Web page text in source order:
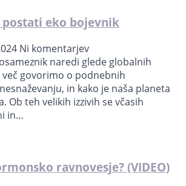
eko bojevnik
Ni komentarjev
naredi glede globalnih
več govorimo o podnebnih
in kako je naša planeta
Ob teh velikih izzivih se včasih
in…
ravnovesje? (VIDEO)